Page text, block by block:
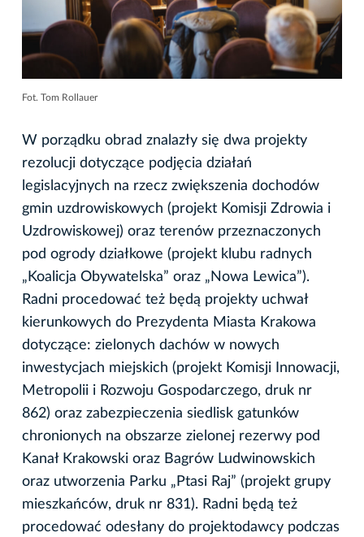
Fot. Tom Rollauer
W porządku obrad znalazły się dwa projekty
rezolucji dotyczące podjęcia działań
legislacyjnych na rzecz zwiększenia dochodów
gmin uzdrowiskowych (projekt Komisji Zdrowia i
Uzdrowiskowej) oraz terenów przeznaczonych
pod ogrody działkowe (projekt klubu radnych
„Koalicja Obywatelska” oraz „Nowa Lewica”).
Radni procedować też będą projekty uchwał
kierunkowych do Prezydenta Miasta Krakowa
dotyczące: zielonych dachów w nowych
inwestycjach miejskich (projekt Komisji Innowacji,
Metropolii i Rozwoju Gospodarczego, druk nr
862) oraz zabezpieczenia siedlisk gatunków
chronionych na obszarze zielonej rezerwy pod
Kanał Krakowski oraz Bagrów Ludwinowskich
oraz utworzenia Parku „Ptasi Raj” (projekt grupy
mieszkańców, druk nr 831). Radni będą też
procedować odesłany do projektodawcy podczas